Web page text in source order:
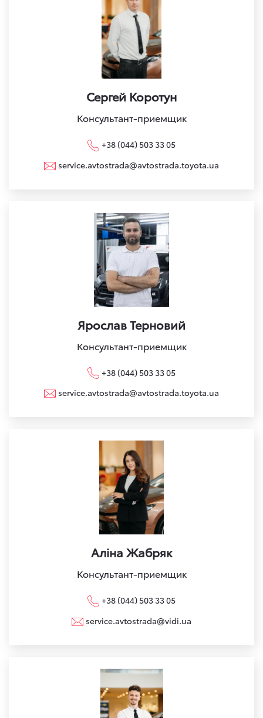
Сергей Коротун
Консультант-приемщик
+38 (044) 503 33 05
service.avtostrada@avtostrada.toyota.ua
Ярослав Терновий
Консультант-приемщик
+38 (044) 503 33 05
service.avtostrada@avtostrada.toyota.ua
Аліна Жабряк
Консультант-приемщик
+38 (044) 503 33 05
service.avtostrada@vidi.ua